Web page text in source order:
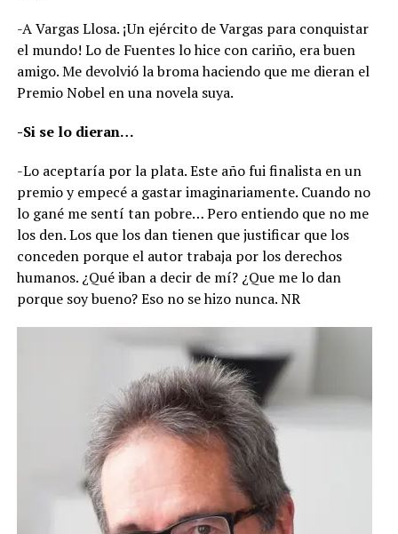
-A Vargas Llosa. ¡Un ejército de Vargas para conquistar
el mundo! Lo de Fuentes lo hice con cariño, era buen
amigo. Me devolvió la broma haciendo que me dieran el
Premio Nobel en una novela suya.
-Si se lo dieran…
-Lo aceptaría por la plata. Este año fui finalista en un
premio y empecé a gastar imaginariamente. Cuando no
lo gané me sentí tan pobre… Pero entiendo que no me
los den. Los que los dan tienen que justificar que los
conceden porque el autor trabaja por los derechos
humanos. ¿Qué iban a decir de mí? ¿Que me lo dan
porque soy bueno? Eso no se hizo nunca. NR